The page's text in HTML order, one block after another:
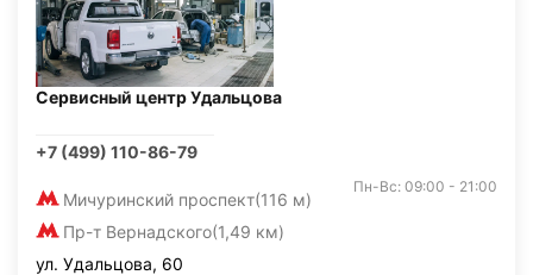
Сервисный центр Удальцова
+7 (499) 110-86-79
Мичуринский проспект(116 м)
Пр-т Вернадского(1,49 км)
Пн-Вс: 09:00 - 21:00
ул. Удальцова, 60